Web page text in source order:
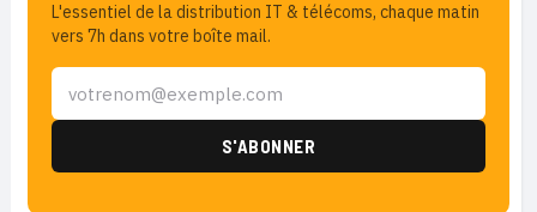
L'essentiel de la distribution IT & télécoms, chaque matin
vers 7h dans votre boîte mail.